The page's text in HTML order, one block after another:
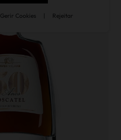
Gerir Cookies Rejeitar